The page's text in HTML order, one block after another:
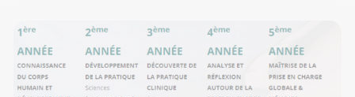
Prendre rendez-vous